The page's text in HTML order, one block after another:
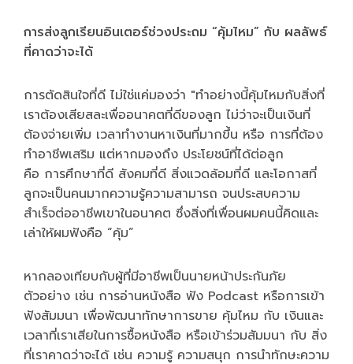
การส่งลูกเรียนอินเตอร์ช่วงประถม “คุ้มไหม” กับ ผลลัพธ์
ที่คาดว่าจะได้
การตัดสินใจที่ดี ไม่ใช่แค่มองว่า "ทำอย่างนี้คุ้มไหมกับสิ่งที่
เราต้องเสียสละเพื่ออนาคตที่ดีของลูก ไม่ว่าจะเป็นเงินที่
ต้องจ่ายเพิ่ม เวลาทำงานหาเงินที่มากขึ้น หรือ การที่ต้อง
ทำอาชีพเสริม แต่หากมองถึง ประโยชน์ที่ได้ต่อลูก
คือ การศึกษาที่ดี สังคมที่ดี สิ่งแวดล้อมที่ดี และโอกาสที่
ลูกจะเป็นคนมากความรู้ความสามารถ จนประสบความ
สำเร็จต่ออาชีพเขาในอนาคต ซึ่งสิ่งที่เพื่อนผมคนนี้คิดและ
เล่าให้ผมฟังคือ “คุ้ม”
หากลองเทียบกับผู้ที่มีอาชีพเป็นนายหน้าประกันภัย
ตัวอย่าง เช่น การอ่านหนังสือ ฟัง Podcast หรือการเข้า
ฟังสัมมนา เพื่อพัฒนาทักษาการขาย คุ้มไหม กับ เงินและ
เวลาที่เราเสียในการซื้อหนังสือ หรือเข้าร่วมสัมมนา กับ สิ่ง
ที่เราคาดว่าจะได้ เช่น ความรู้ ความสนุก การนำทักษะความ